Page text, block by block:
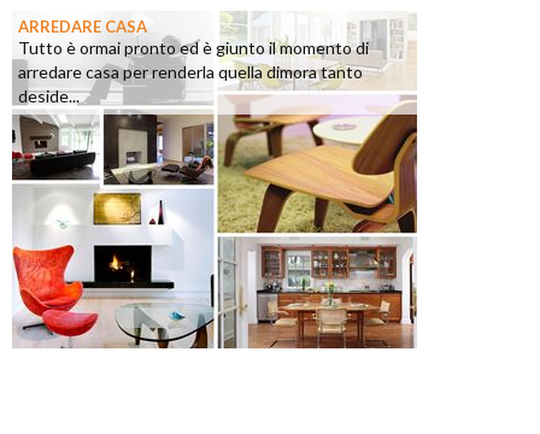
ARREDARE CASA
Tutto è ormai pronto ed è giunto il momento di
arredare casa per renderla quella dimora tanto
deside...